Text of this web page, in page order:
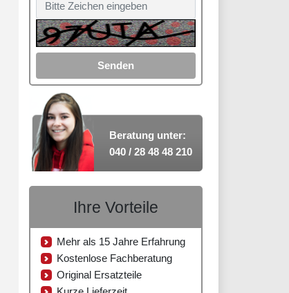
Senden
Beratung unter:
040 / 28 48 48 210
Ihre Vorteile
Mehr als 15 Jahre Erfahrung
Kostenlose Fachberatung
Original Ersatzteile